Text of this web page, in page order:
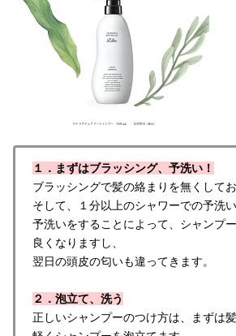
１．まずはブラッシング、予洗い！
ブラッシングで髪の絡まりを無くしてお
そして、１分以上のシャワーでの予洗い
予洗いをすることによって、シャンプ
良くなりますし、
翌日の頭皮の匂いも違ってきます。
２．泡立て、洗う
正しいシャンプーのつけ方は、まずは